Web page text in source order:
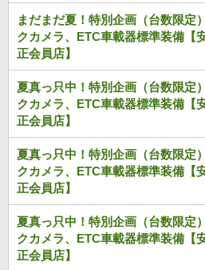
まだまだ夏！特別企画（台数限定
クカメラ、ETC車載器標準装備【
正会員店】
夏真っ只中！特別企画（台数限定
クカメラ、ETC車載器標準装備【
正会員店】
夏真っ只中！特別企画（台数限定
クカメラ、ETC車載器標準装備【
正会員店】
夏真っ只中！特別企画（台数限定
クカメラ、ETC車載器標準装備【
正会員店】